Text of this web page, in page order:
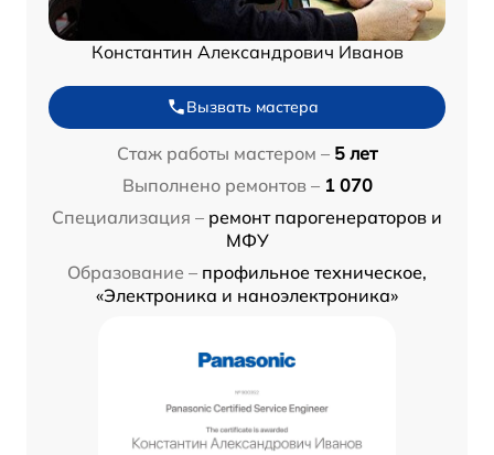
Константин Александрович Иванов
Вызвать мастера
Стаж работы мастером – 5 лет
Выполнено ремонтов – 1 070
Специализация – ремонт парогенераторов и
МФУ
Образование – профильное техническое,
«Электроника и наноэлектроника»